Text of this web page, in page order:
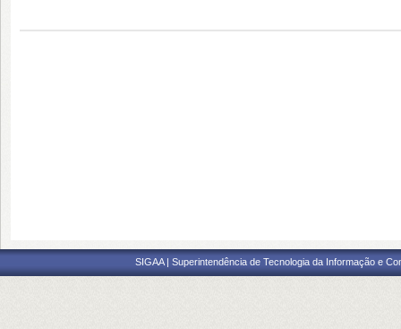
SIGAA | Superintendência de Tecnologia da Informação e